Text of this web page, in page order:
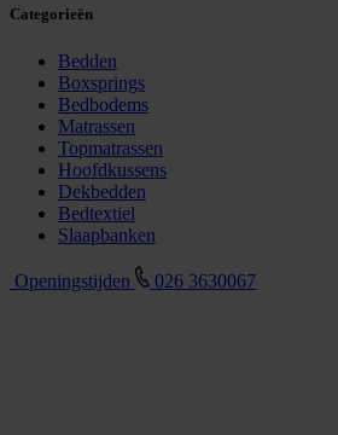
Categorieën
Bedden
Boxsprings
Bedbodems
Matrassen
Topmatrassen
Hoofdkussens
Dekbedden
Bedtextiel
Slaapbanken
Openingstijden 026 3630067